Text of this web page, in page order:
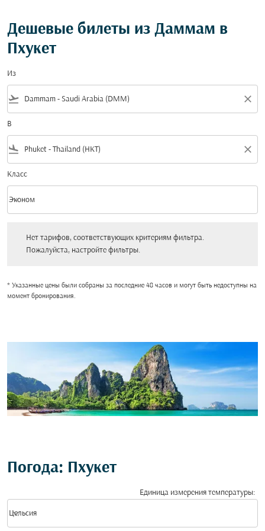
Дешевые билеты из Даммам в
Пхукет
Из
flight_takeoff close
В
flight_land close
Класс
Класс option Эконом Selected
Эконом
keyboard_arrow_down
Нет тарифов, соответствующих критериям фильтра.
Пожалуйста, настройте фильтры.
* Указанные цены были собраны за последние 48 часов и могут быть недоступны на
момент бронирования.
Погода: Пхукет
Единица измерения температуры:
Цельсия
keyboard_arrow_down